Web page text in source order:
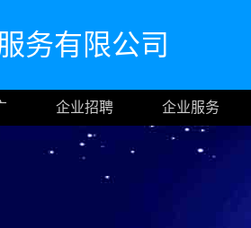
务有限公司
企业招聘 企业服务